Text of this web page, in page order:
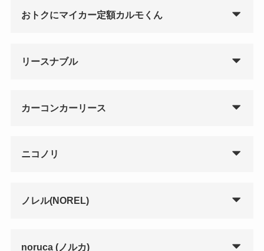
おトクにマイカー定額カルモくん
リースナブル
カーコンカーリース
ニコノリ
ノレル(NOREL)
noruca (ノルカ)